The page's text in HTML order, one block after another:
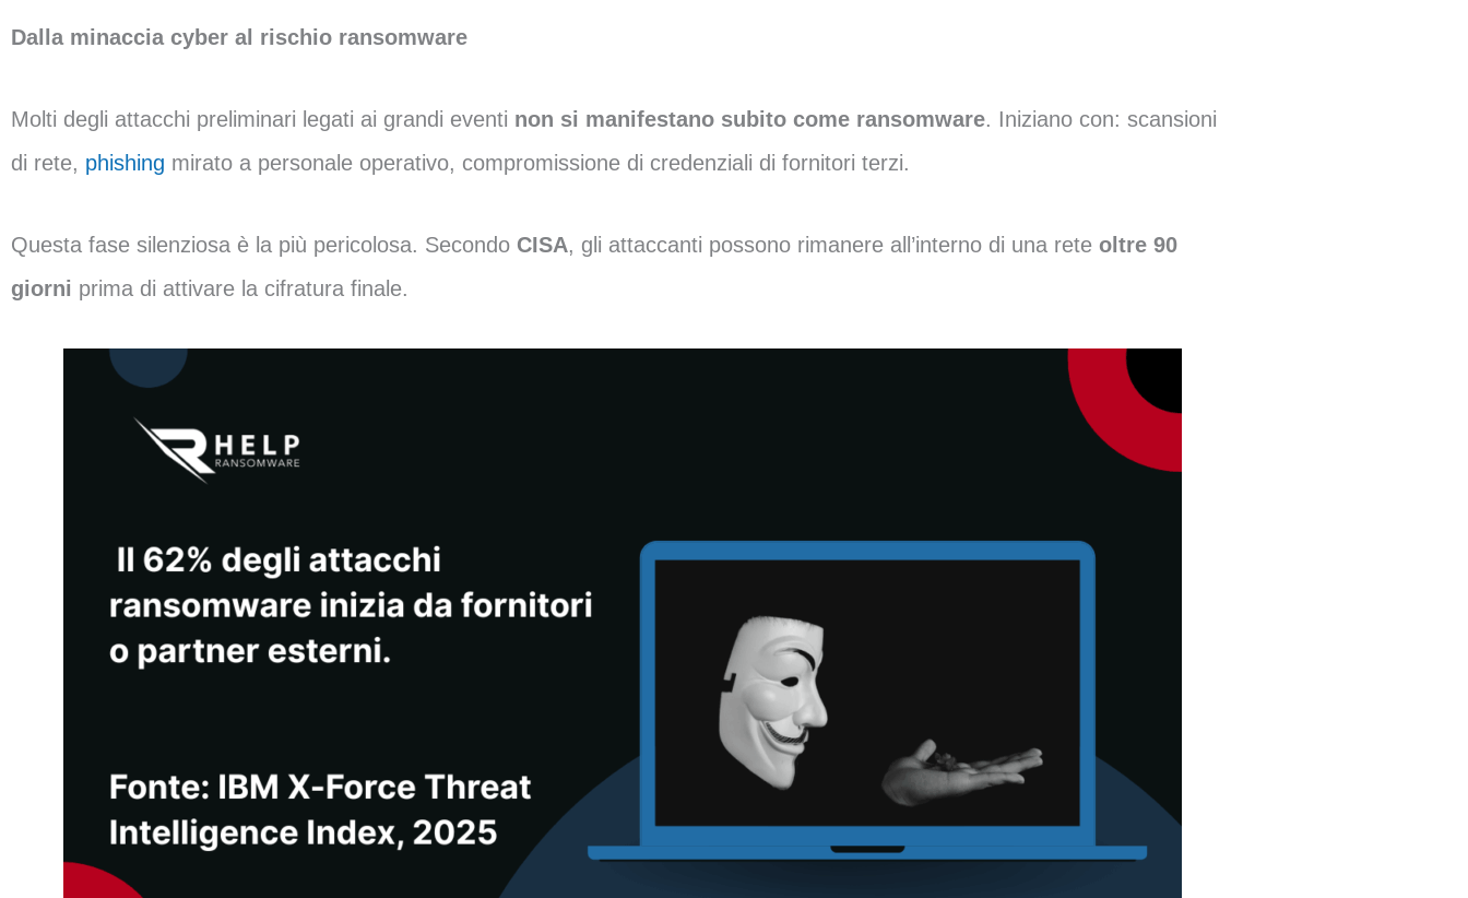
Dalla minaccia cyber al rischio ransomware
Molti degli attacchi preliminari legati ai grandi eventi non si manifestano subito come ransomware. Iniziano con: scansioni
di rete, phishing mirato a personale operativo, compromissione di credenziali di fornitori terzi.
Questa fase silenziosa è la più pericolosa. Secondo CISA, gli attaccanti possono rimanere all’interno di una rete oltre 90
giorni prima di attivare la cifratura finale.